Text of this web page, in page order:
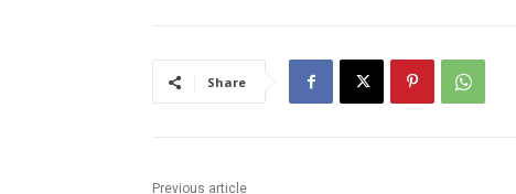
Share
Previous article